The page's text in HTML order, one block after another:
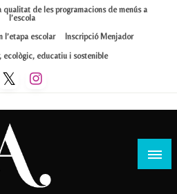
qualitat de les programacions de menús a
l’escola
l’etapa escolar
Inscripció Menjador
ecològic, educatiu i sostenible